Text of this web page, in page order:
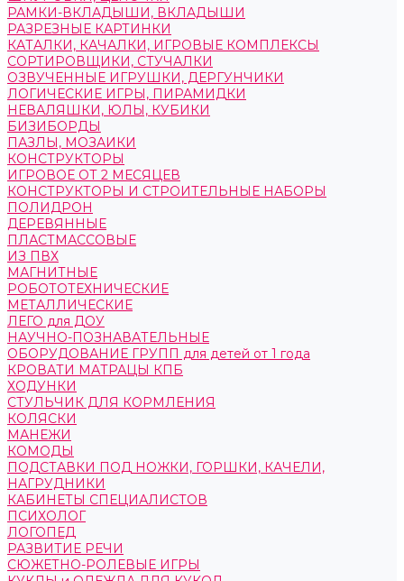
РАМКИ-ВКЛАДЫШИ, ВКЛАДЫШИ
РАЗРЕЗНЫЕ КАРТИНКИ
КАТАЛКИ, КАЧАЛКИ, ИГРОВЫЕ КОМПЛЕКСЫ
СОРТИРОВЩИКИ, СТУЧАЛКИ
ОЗВУЧЕННЫЕ ИГРУШКИ, ДЕРГУНЧИКИ
ЛОГИЧЕСКИЕ ИГРЫ, ПИРАМИДКИ
НЕВАЛЯШКИ, ЮЛЫ, КУБИКИ
БИЗИБОРДЫ
ПАЗЛЫ, МОЗАИКИ
КОНСТРУКТОРЫ
ИГРОВОЕ ОТ 2 МЕСЯЦЕВ
КОНСТРУКТОРЫ И СТРОИТЕЛЬНЫЕ НАБОРЫ
ПОЛИДРОН
ДЕРЕВЯННЫЕ
ПЛАСТМАССОВЫЕ
ИЗ ПВХ
МАГНИТНЫЕ
РОБОТОТЕХНИЧЕСКИЕ
МЕТАЛЛИЧЕСКИЕ
ЛЕГО для ДОУ
НАУЧНО-ПОЗНАВАТЕЛЬНЫЕ
ОБОРУДОВАНИЕ ГРУПП для детей от 1 года
КРОВАТИ МАТРАЦЫ КПБ
ХОДУНКИ
СТУЛЬЧИК ДЛЯ КОРМЛЕНИЯ
КОЛЯСКИ
МАНЕЖИ
КОМОДЫ
ПОДСТАВКИ ПОД НОЖКИ, ГОРШКИ, КАЧЕЛИ,
НАГРУДНИКИ
КАБИНЕТЫ СПЕЦИАЛИСТОВ
ПСИХОЛОГ
ЛОГОПЕД
РАЗВИТИЕ РЕЧИ
СЮЖЕТНО-РОЛЕВЫЕ ИГРЫ